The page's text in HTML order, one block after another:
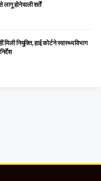
होने वाली शर्तें
नियुक्ति, हाई कोर्ट ने स्वास्थ्य विभाग